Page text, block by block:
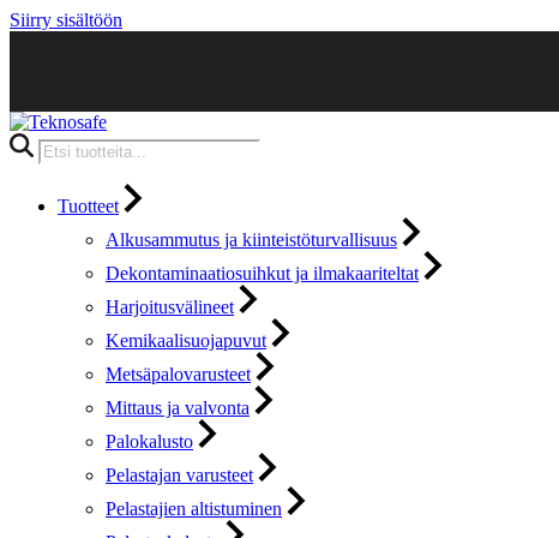
Siirry sisältöön
Products
search
Tuotteet
Alkusammutus ja kiinteistöturvallisuus
Dekontaminaatiosuihkut ja ilmakaariteltat
Harjoitusvälineet
Kemikaalisuojapuvut
Metsäpalovarusteet
Mittaus ja valvonta
Palokalusto
Pelastajan varusteet
Pelastajien altistuminen